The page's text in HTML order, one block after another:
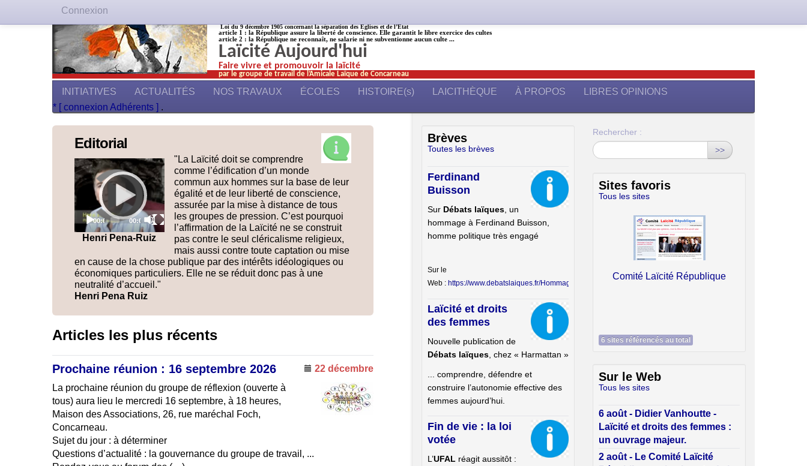
Loi du 9 décembre 1905 concernant la séparation des Églises et de l’État
article 1 : la République assure la liberté de conscience. Elle garantit le libre exercice des cultes
article 2 : la République ne reconnaît, ne salarie ni ne subventionne aucun culte ...
Laïcité Aujourd'hui
Faire vivre et promouvoir la laïcité
par le groupe de travail de l’Amicale Laïque de Concarneau
INITIATIVES ACTUALITÉS NOS TRAVAUX ÉCOLES HISTOIRE(s) LAICITHÈQUE À PROPOS
LIBRES OPINIONS
* [ connexion Adhérents ] .
Editorial
Video
Player
Current
time
00:00
Total
duration
00:00
Henri Pena-Ruiz
"La Laïcité doit se comprendre
comme l’édification d’un monde
commun aux hommes sur la base de leur
égalité et de leur liberté de conscience,
assurée par la mise à distance de tous
les groupes de pression. C’est pourquoi
l’affirmation de la Laïcité ne se construit
pas contre le seul cléricalisme religieux,
mais aussi contre toute captation ou mise
en cause de la chose publique par des intérêts idéologiques ou
économiques particuliers. Elle ne se réduit donc pas à une
neutralité d’accueil."
Henri Pena Ruiz
Articles les plus récents
22 décembre
Prochaine réunion : 16 septembre 2026
La prochaine réunion du groupe de réflexion (ouverte à
tous) aura lieu le mercredi 16 septembre, à 18 heures,
Maison des Associations, 26, rue maréchal Foch,
Concarneau.
Sujet du jour : à déterminer
Questions d’actualité : la gouvernance du groupe de travail, ...
Brèves
Toutes les brèves
Ferdinand
Buisson
Sur Débats laïques , un
hommage à Ferdinand Buisson,
homme politique très engagé
Sur le
Web : https://www.debatslaiques.fr/Hommag...
Laïcité et droits
des femmes
Nouvelle publication de
Débats laïques, chez « Harmattan »
... comprendre, défendre et
construire l’autonomie effective des
femmes aujourd’hui.
Fin de vie : la loi
votée
L’UFAL réagit aussitôt :
Rechercher :
>>
Sites favoris
Tous les sites
Union des Familles Laïques
6 sites référencés au total
Sur le Web
Tous les sites
6 août - Didier Vanhoutte -
Laïcité et droits des femmes :
un ouvrage majeur.
2 août - Le Comité Laïcité
Connexion